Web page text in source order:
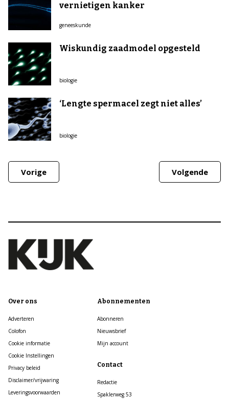
vernietigen kanker
geneeskunde
Wiskundig zaadmodel opgesteld
biologie
‘Lengte spermacel zegt niet alles’
biologie
Vorige Volgende
Over ons
Adverteren
Colofon
Cookie informatie
Cookie Instellingen
Privacy beleid
Disclaimer/vrijwaring
Leveringsvoorwaarden
Abonnementen
Abonneren
Nieuwsbrief
Mijn account
Contact
Redactie
Spaklerweg 53